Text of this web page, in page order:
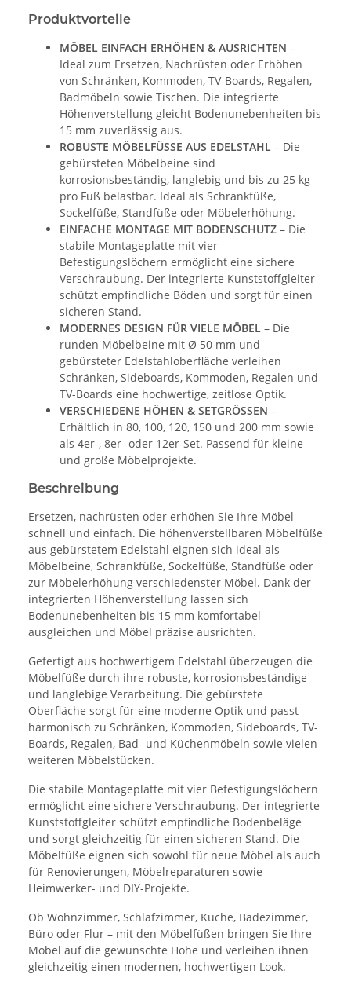
Produktvorteile
MÖBEL EINFACH ERHÖHEN & AUSRICHTEN –
Ideal zum Ersetzen, Nachrüsten oder Erhöhen
von Schränken, Kommoden, TV-Boards, Regalen,
Badmöbeln sowie Tischen. Die integrierte
Höhenverstellung gleicht Bodenunebenheiten bis
15 mm zuverlässig aus.
ROBUSTE MÖBELFÜSSE AUS EDELSTAHL – Die
gebürsteten Möbelbeine sind
korrosionsbeständig, langlebig und bis zu 25 kg
pro Fuß belastbar. Ideal als Schrankfüße,
Sockelfüße, Standfüße oder Möbelerhöhung.
EINFACHE MONTAGE MIT BODENSCHUTZ – Die
stabile Montageplatte mit vier
Befestigungslöchern ermöglicht eine sichere
Verschraubung. Der integrierte Kunststoffgleiter
schützt empfindliche Böden und sorgt für einen
sicheren Stand.
MODERNES DESIGN FÜR VIELE MÖBEL – Die
runden Möbelbeine mit Ø 50 mm und
gebürsteter Edelstahloberfläche verleihen
Schränken, Sideboards, Kommoden, Regalen und
TV-Boards eine hochwertige, zeitlose Optik.
VERSCHIEDENE HÖHEN & SETGRÖSSEN –
Erhältlich in 80, 100, 120, 150 und 200 mm sowie
als 4er-, 8er- oder 12er-Set. Passend für kleine
und große Möbelprojekte.
Beschreibung
Ersetzen, nachrüsten oder erhöhen Sie Ihre Möbel
schnell und einfach. Die höhenverstellbaren Möbelfüße
aus gebürstetem Edelstahl eignen sich ideal als
Möbelbeine, Schrankfüße, Sockelfüße, Standfüße oder
zur Möbelerhöhung verschiedenster Möbel. Dank der
integrierten Höhenverstellung lassen sich
Bodenunebenheiten bis 15 mm komfortabel
ausgleichen und Möbel präzise ausrichten.
Gefertigt aus hochwertigem Edelstahl überzeugen die
Möbelfüße durch ihre robuste, korrosionsbeständige
und langlebige Verarbeitung. Die gebürstete
Oberfläche sorgt für eine moderne Optik und passt
harmonisch zu Schränken, Kommoden, Sideboards, TV-
Boards, Regalen, Bad- und Küchenmöbeln sowie vielen
weiteren Möbelstücken.
Die stabile Montageplatte mit vier Befestigungslöchern
ermöglicht eine sichere Verschraubung. Der integrierte
Kunststoffgleiter schützt empfindliche Bodenbeläge
und sorgt gleichzeitig für einen sicheren Stand. Die
Möbelfüße eignen sich sowohl für neue Möbel als auch
für Renovierungen, Möbelreparaturen sowie
Heimwerker- und DIY-Projekte.
Ob Wohnzimmer, Schlafzimmer, Küche, Badezimmer,
Büro oder Flur – mit den Möbelfüßen bringen Sie Ihre
Möbel auf die gewünschte Höhe und verleihen ihnen
gleichzeitig einen modernen, hochwertigen Look.